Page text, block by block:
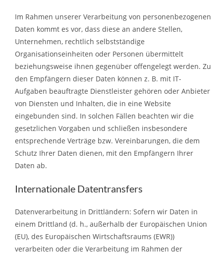
Im Rahmen unserer Verarbeitung von personenbezogenen
Daten kommt es vor, dass diese an andere Stellen,
Unternehmen, rechtlich selbstständige
Organisationseinheiten oder Personen übermittelt
beziehungsweise ihnen gegenüber offengelegt werden. Zu
den Empfängern dieser Daten können z. B. mit IT-
Aufgaben beauftragte Dienstleister gehören oder Anbieter
von Diensten und Inhalten, die in eine Website
eingebunden sind. In solchen Fällen beachten wir die
gesetzlichen Vorgaben und schließen insbesondere
entsprechende Verträge bzw. Vereinbarungen, die dem
Schutz Ihrer Daten dienen, mit den Empfängern Ihrer
Daten ab.
Internationale Datentransfers
Datenverarbeitung in Drittländern: Sofern wir Daten in
einem Drittland (d. h., außerhalb der Europäischen Union
(EU), des Europäischen Wirtschaftsraums (EWR))
verarbeiten oder die Verarbeitung im Rahmen der